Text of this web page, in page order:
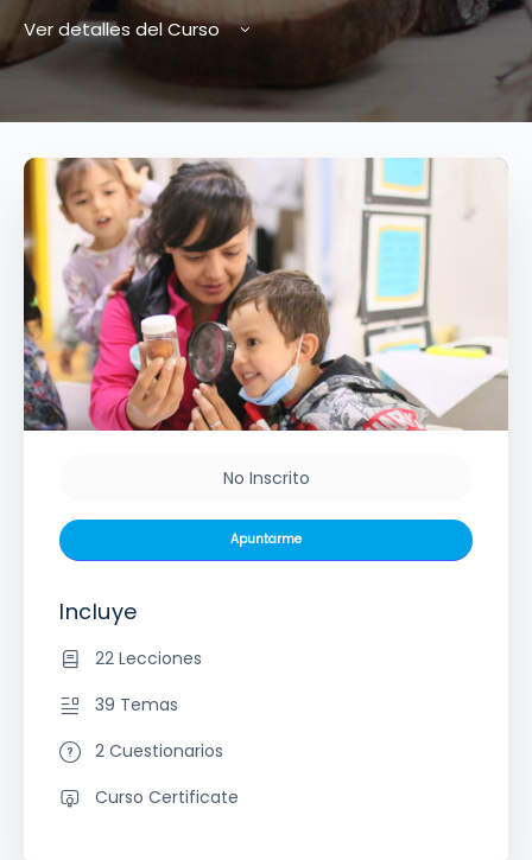
Ver detalles del Curso
No Inscrito
Apuntarme
Incluye
22 Lecciones
39 Temas
2 Cuestionarios
Curso Certificate